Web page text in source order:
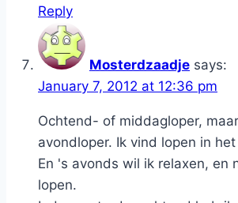
Reply
Mosterdzaadje says:
January 7, 2012 at 12:36 pm
Ochtend- of middagloper,
avondloper. Ik vind lopen in
En 's avonds wil ik relaxen, en
lopen.